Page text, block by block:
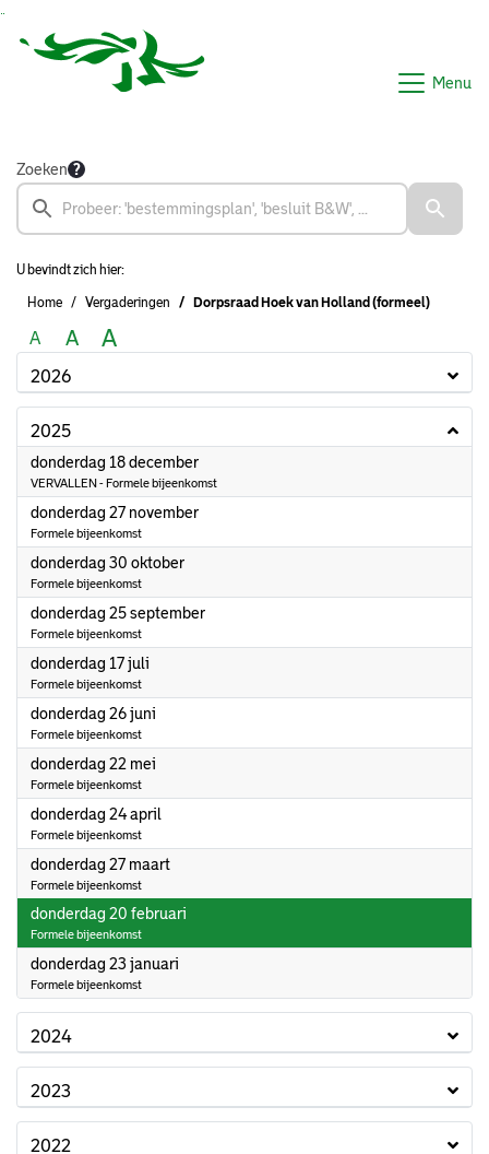
Menu
Zoeken
U bevindt zich hier:
Home Vergaderingen Dorpsraad Hoek van Holland (formeel)
A A A
2026
2025
donderdag 18 december2025
VERVALLEN - Formele bijeenkomst
donderdag 27 november2025
Formele bijeenkomst
donderdag 30 oktober2025
Formele bijeenkomst
donderdag 25 september2025
Formele bijeenkomst
donderdag 17 juli
Formele bijeenkomst
donderdag 26 juni
Formele bijeenkomst
donderdag 22 mei
Formele bijeenkomst
donderdag 24 april
Formele bijeenkomst
donderdag 27 maart2025
Formele bijeenkomst
donderdag 20 februari
Formele bijeenkomst
donderdag 23 januari
Formele bijeenkomst
2024
2023
2022